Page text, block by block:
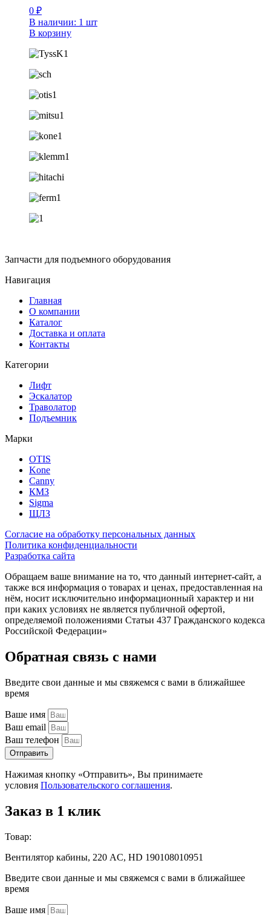
0 ₽
В наличии: 1 шт
В корзину
Запчасти для подъемного оборудования
Навигация
Главная
О компании
Каталог
Доставка и оплата
Контакты
Категории
Лифт
Эскалатор
Траволатор
Подъемник
Марки
OTIS
Kone
Canny
КМЗ
Sigma
ЩЛЗ
Согласие на обработку персональных данных
Политика конфиденциальности
Разработка сайта
Обращаем ваше внимание на то, что данный интернет-сайт, а
также вся информация о товарах и ценах, предоставленная на
нём, носит исключительно информационный характер и ни
при каких условиях не является публичной офертой,
определяемой положениями Статьи 437 Гражданского кодекса
Российской Федерации»
Обратная связь с нами
Введите свои данные и мы свяжемся с вами в ближайшее
время
Ваше имя
Ваш email
Ваш телефон
Отправить
Нажимая кнопку «Отправить», Вы принимаете
условия Пользовательского соглашения.
Заказ в 1 клик
Товар:
Вентилятор кабины, 220 AC, HD 190108010951
Введите свои данные и мы свяжемся с вами в ближайшее
время
Ваше имя